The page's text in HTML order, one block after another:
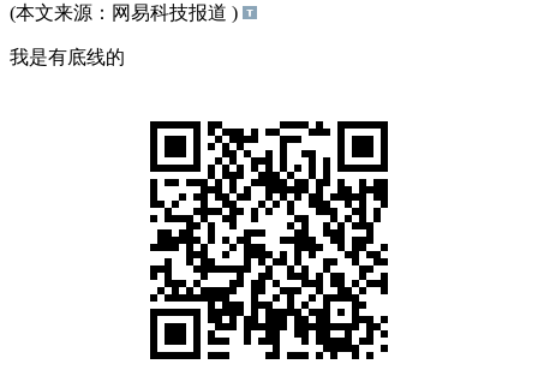
(本文来源：网易科技报道 )
我是有底线的